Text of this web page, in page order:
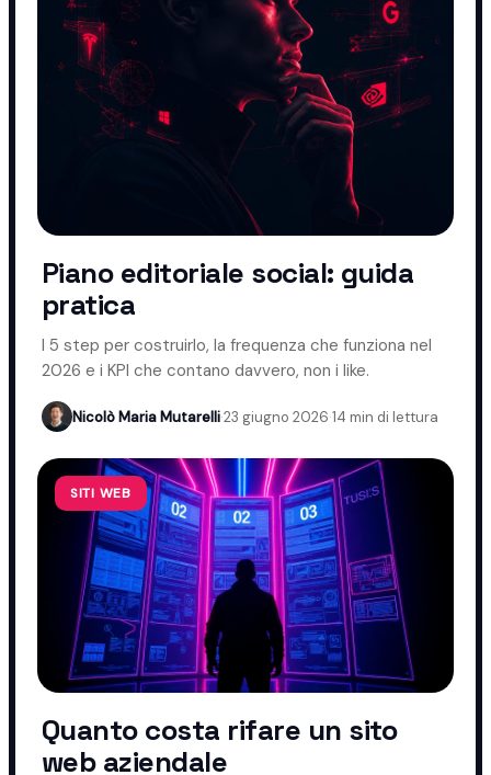
Piano editoriale social: guida
pratica
I 5 step per costruirlo, la frequenza che funziona nel
2026 e i KPI che contano davvero, non i like.
Nicolò Maria Mutarelli·23 giugno 2026·14 min di lettura
SITI WEB
Quanto costa rifare un sito
web aziendale